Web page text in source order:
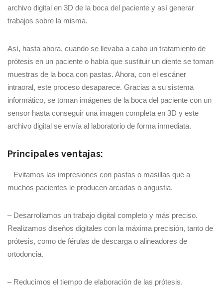
archivo digital en 3D de la boca del paciente y así generar
trabajos sobre la misma.
Así, hasta ahora, cuando se llevaba a cabo un tratamiento de
prótesis en un paciente o había que sustituir un diente se toman
muestras de la boca con pastas. Ahora, con el escáner
intraoral, este proceso desaparece. Gracias a su sistema
informático, se toman imágenes de la boca del paciente con un
sensor hasta conseguir una imagen completa en 3D y este
archivo digital se envía al laboratorio de forma inmediata.
Principales ventajas:
– Evitamos las impresiones con pastas o masillas que a
muchos pacientes le producen arcadas o angustia.
– Desarrollamos un trabajo digital completo y más preciso.
Realizamos diseños digitales con la máxima precisión, tanto de
prótesis, como de férulas de descarga o alineadores de
ortodoncia.
– Reducimos el tiempo de elaboración de las prótesis.